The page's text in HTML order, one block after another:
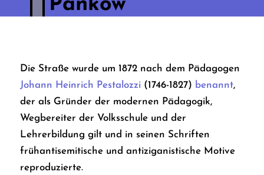
Pankow
Die Straße wurde um 1872 nach dem Pädagogen
Johann Heinrich Pestalozzi(1746-1827) benannt,
der als Gründer der modernen Pädagogik,
Wegbereiter der Volksschule und der
Lehrerbildung gilt und in seinen Schriften
frühantisemitische und antiziganistische Motive
reproduzierte.